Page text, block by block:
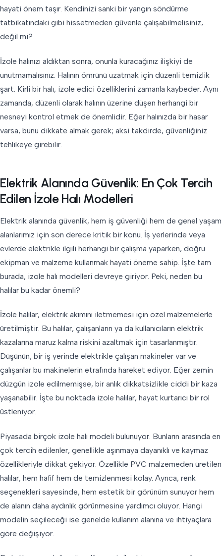
hayati önem taşır. Kendinizi sanki bir yangın söndürme
tatbikatındaki gibi hissetmeden güvenle çalışabilmelisiniz,
değil mi?
İzole halınızı aldıktan sonra, onunla kuracağınız ilişkiyi de
unutmamalısınız. Halının ömrünü uzatmak için düzenli temizlik
şart. Kirli bir halı, izole edici özelliklerini zamanla kaybeder. Aynı
zamanda, düzenli olarak halının üzerine düşen herhangi bir
nesneyi kontrol etmek de önemlidir. Eğer halınızda bir hasar
varsa, bunu dikkate almak gerek; aksi takdirde, güvenliğiniz
tehlikeye girebilir.
Elektrik Alanında Güvenlik: En Çok Tercih
Edilen İzole Halı Modelleri
Elektrik alanında güvenlik, hem iş güvenliği hem de genel yaşam
alanlarımız için son derece kritik bir konu. İş yerlerinde veya
evlerde elektrikle ilgili herhangi bir çalışma yaparken, doğru
ekipman ve malzeme kullanmak hayati öneme sahip. İşte tam
burada, izole halı modelleri devreye giriyor. Peki, neden bu
halılar bu kadar önemli?
İzole halılar, elektrik akımını iletmemesi için özel malzemelerle
üretilmiştir. Bu halılar, çalışanların ya da kullanıcıların elektrik
kazalarına maruz kalma riskini azaltmak için tasarlanmıştır.
Düşünün, bir iş yerinde elektrikle çalışan makineler var ve
çalışanlar bu makinelerin etrafında hareket ediyor. Eğer zemin
düzgün izole edilmemişse, bir anlık dikkatsizlikle ciddi bir kaza
yaşanabilir. İşte bu noktada izole halılar, hayat kurtarıcı bir rol
üstleniyor.
Piyasada birçok izole halı modeli bulunuyor. Bunların arasında en
çok tercih edilenler, genellikle aşınmaya dayanıklı ve kaymaz
özellikleriyle dikkat çekiyor. Özellikle PVC malzemeden üretilen
halılar, hem hafif hem de temizlenmesi kolay. Ayrıca, renk
seçenekleri sayesinde, hem estetik bir görünüm sunuyor hem
de alanın daha aydınlık görünmesine yardımcı oluyor. Hangi
modelin seçileceği ise genelde kullanım alanına ve ihtiyaçlara
göre değişiyor.